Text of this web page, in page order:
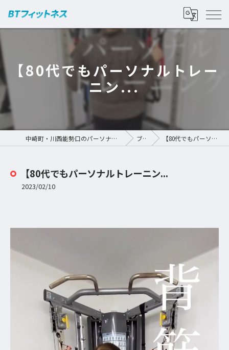
【80代でもパーソナルトレー
ニン...
中崎町・川西能勢口のパーソナルジムなら | BTフィットネス ブログ 【80代でもパーソナルトレーニン...
【80代でもパーソナルトレーニン...
2023/02/10